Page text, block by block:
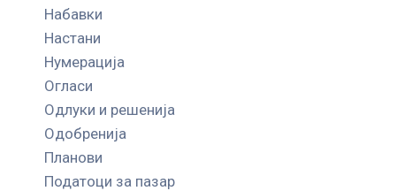
Набавки
Настани
Нумерација
Огласи
Одлуки и решенија
Одобренија
Планови
Податоци за пазар